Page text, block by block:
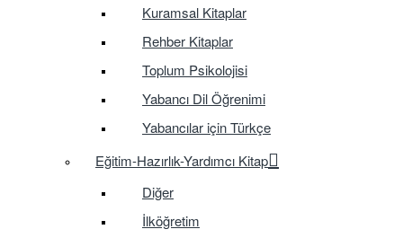
Kuramsal Kitaplar
Rehber Kitaplar
Toplum Psikolojisi
Yabancı Dil Öğrenimi
Yabancılar için Türkçe
Eğitim-Hazırlık-Yardımcı Kitap
Diğer
İlköğretim